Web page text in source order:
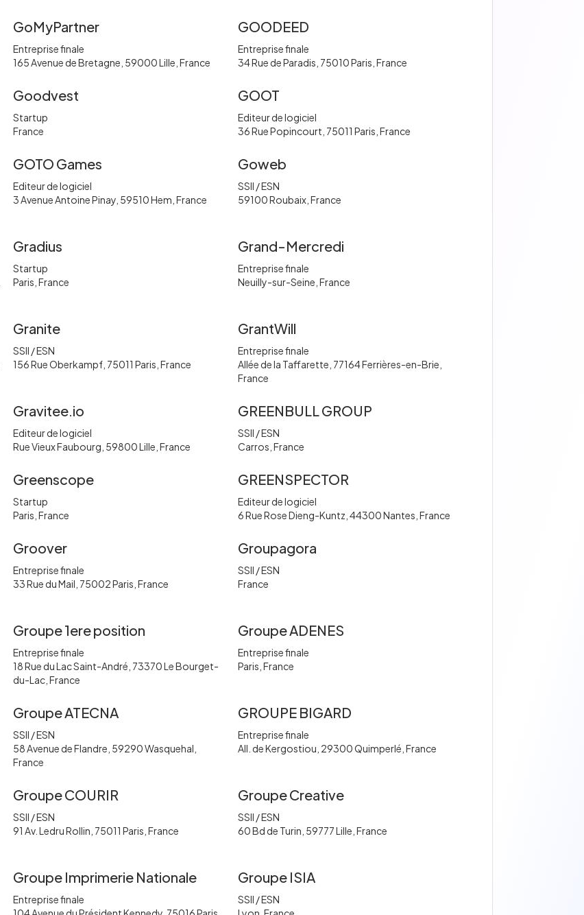
GoMyPartner
Entreprise finale
165 Avenue de Bretagne, 59000 Lille, France
GOODEED
Entreprise finale
34 Rue de Paradis, 75010 Paris, France
Goodvest
Startup
France
GOOT
Editeur de logiciel
36 Rue Popincourt, 75011 Paris, France
GOTO Games
Editeur de logiciel
3 Avenue Antoine Pinay, 59510 Hem, France
Goweb
SSII / ESN
59100 Roubaix, France
Gradius
Startup
Paris, France
Grand-Mercredi
Entreprise finale
Neuilly-sur-Seine, France
Granite
SSII / ESN
156 Rue Oberkampf, 75011 Paris, France
GrantWill
Entreprise finale
Allée de la Taffarette, 77164 Ferrières-en-Brie,
France
Gravitee.io
Editeur de logiciel
Rue Vieux Faubourg, 59800 Lille, France
GREENBULL GROUP
SSII / ESN
Carros, France
Greenscope
Startup
Paris, France
GREENSPECTOR
Editeur de logiciel
6 Rue Rose Dieng-Kuntz, 44300 Nantes, France
Groover
Entreprise finale
33 Rue du Mail, 75002 Paris, France
Groupagora
SSII / ESN
France
Groupe 1ere position
Entreprise finale
18 Rue du Lac Saint-André, 73370 Le Bourget-
du-Lac, France
Groupe ADENES
Entreprise finale
Paris, France
Groupe ATECNA
SSII / ESN
58 Avenue de Flandre, 59290 Wasquehal,
France
GROUPE BIGARD
Entreprise finale
All. de Kergostiou, 29300 Quimperlé, France
Groupe COURIR
SSII / ESN
91 Av. Ledru Rollin, 75011 Paris, France
Groupe Creative
SSII / ESN
60 Bd de Turin, 59777 Lille, France
Groupe Imprimerie Nationale
Entreprise finale
Groupe ISIA
SSII / ESN